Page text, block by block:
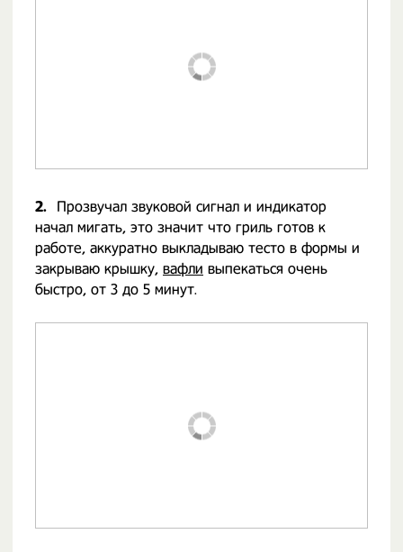
2.
Прозвучал звуковой сигнал и индикатор
начал мигать, это значит что гриль готов к
работе, аккуратно выкладываю тесто в формы и
закрываю крышку, вафли выпекаться очень
быстро, от 3 до 5 минут.